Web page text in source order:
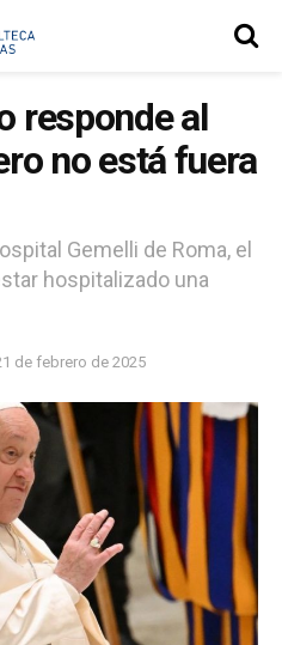
responde al
no está fuera
Gemelli de Roma, el
hospitalizado una
de febrero de 2025